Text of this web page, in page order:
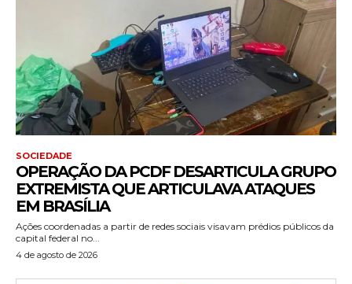
SOCIEDADE
OPERAÇÃO DA PCDF DESARTICULA GRUPO
EXTREMISTA QUE ARTICULAVA ATAQUES
EM BRASÍLIA
Ações coordenadas a partir de redes sociais visavam prédios públicos da
capital federal no...
4 de agosto de 2026